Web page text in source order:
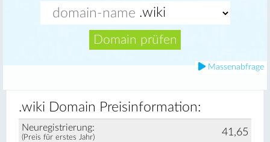
Domain prüfen
Massenabfrage
.wiki Domain Preisinformation:
Neuregistrierung:
(Preis für erstes Jahr) 41,65